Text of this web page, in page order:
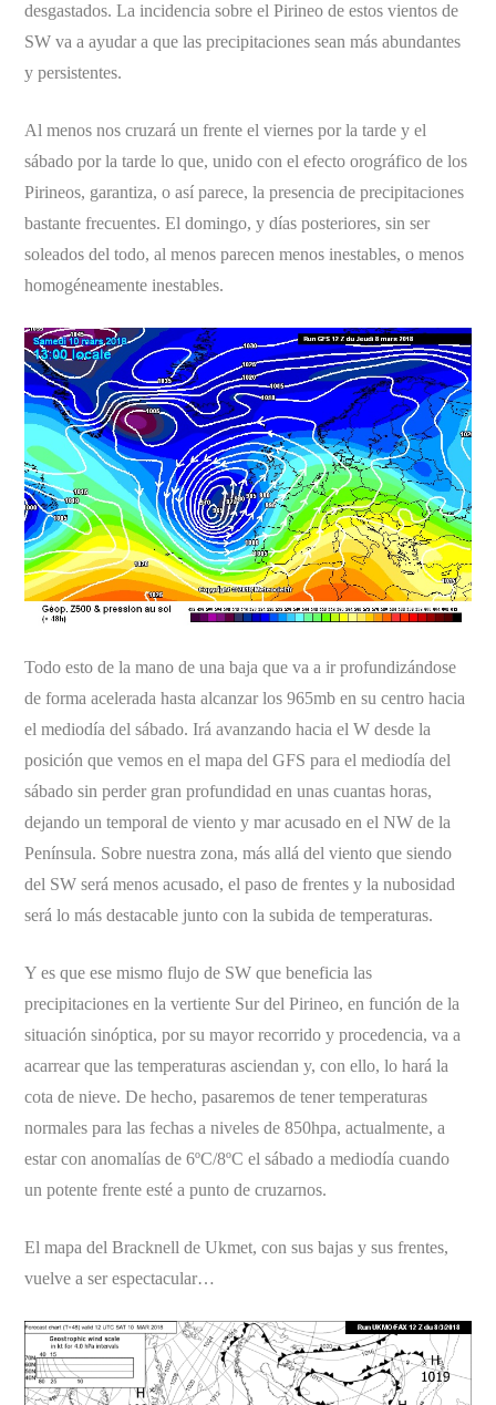
desgastados. La incidencia sobre el Pirineo de estos vientos de
SW va a ayudar a que las precipitaciones sean más abundantes
y persistentes.
Al menos nos cruzará un frente el viernes por la tarde y el
sábado por la tarde lo que, unido con el efecto orográfico de los
Pirineos, garantiza, o así parece, la presencia de precipitaciones
bastante frecuentes. El domingo, y días posteriores, sin ser
soleados del todo, al menos parecen menos inestables, o menos
homogéneamente inestables.
Todo esto de la mano de una baja que va a ir profundizándose
de forma acelerada hasta alcanzar los 965mb en su centro hacia
el mediodía del sábado. Irá avanzando hacia el W desde la
posición que vemos en el mapa del GFS para el mediodía del
sábado sin perder gran profundidad en unas cuantas horas,
dejando un temporal de viento y mar acusado en el NW de la
Península. Sobre nuestra zona, más allá del viento que siendo
del SW será menos acusado, el paso de frentes y la nubosidad
será lo más destacable junto con la subida de temperaturas.
Y es que ese mismo flujo de SW que beneficia las
precipitaciones en la vertiente Sur del Pirineo, en función de la
situación sinóptica, por su mayor recorrido y procedencia, va a
acarrear que las temperaturas asciendan y, con ello, lo hará la
cota de nieve. De hecho, pasaremos de tener temperaturas
normales para las fechas a niveles de 850hpa, actualmente, a
estar con anomalías de 6ºC/8ºC el sábado a mediodía cuando
un potente frente esté a punto de cruzarnos.
El mapa del Bracknell de Ukmet, con sus bajas y sus frentes,
vuelve a ser espectacular…